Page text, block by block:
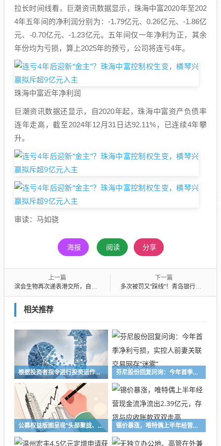
拉长时间线看，巨潮资讯数据显示，珠海中富2020年至202
4年五年间的净利润分别为：-1.79亿元、0.26亿元、-1.86亿
元、-0.70亿元、-1.23亿元。五年间仅一年净利为正，其余
年份均为亏损，算上2025年的预亏，公司将连亏4年。
珠海中富近年净利润
巨潮资讯数据还显示，自2020年起，珠海中富资产负债率
连年走高，截至2024年12月31日达92.11%，已连续4年攀
升。
审读：马如骁
海报 阅读 分享
上一篇
滨会生物再次递表港交所，自成立以来持续亏损，尚无任何药物商业化
下一篇
多次被罚又“踩线”！青岛银行临沂收两张罚单：分行被罚30万元，兰山支行被罚30万元
相关推荐
根据投资者指令进行投资运作！长兴万乘私募及时任副总经理收警示函 芬尼股份回复问询：今年首季净利亏损，实控人前妻关联交易网存“迷雾”
公募权益版图呈现“头部聚拢、中小深耕”格局 百亿级主动权益基金扩容至72只，16家公募主动权益规模突破千亿元 锡价暴涨，唯特偶上半年经营现金流净流出2.39亿元，存货与应收账款双双走高